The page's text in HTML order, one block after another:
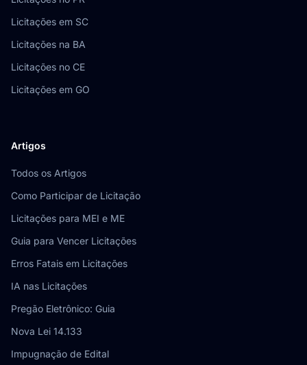
Licitações em SC
Licitações na BA
Licitações no CE
Licitações em GO
Artigos
Todos os Artigos
Como Participar de Licitação
Licitações para MEI e ME
Guia para Vencer Licitações
Erros Fatais em Licitações
IA nas Licitações
Pregão Eletrônico: Guia
Nova Lei 14.133
Impugnação de Edital